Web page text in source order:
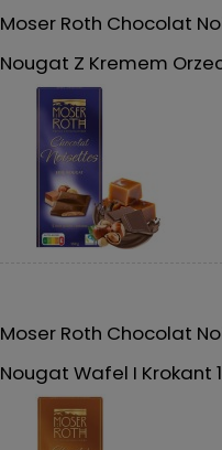
Moser Roth Chocolat
Nougat Z Kremem
Moser Roth Chocolat
Nougat Wafel I Krokant